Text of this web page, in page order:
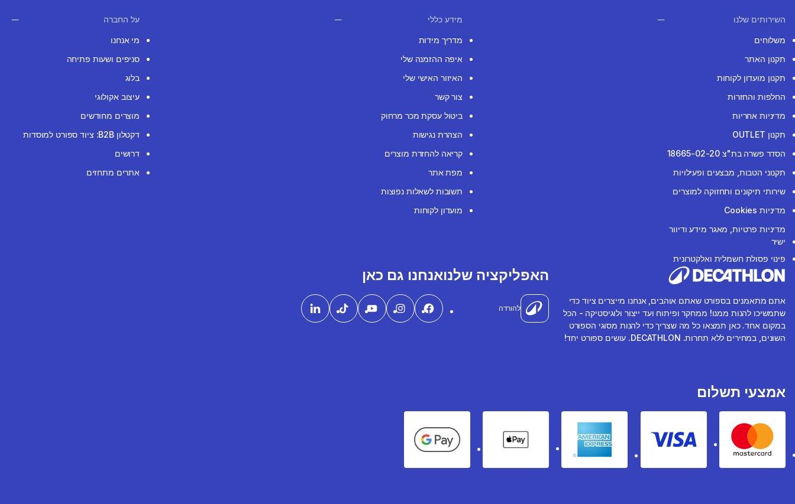
השירותים שלנו
משלוחים
תקנון האתר
תקנון מועדון לקוחות
החלפות והחזרות
מדיניות אחריות
תקנון OUTLET
הסדר פשרה בת"צ 18665-02-20
תקנוני הטבות, מבצעים ופעילויות
שירותי תיקונים ותחזוקה למוצרים
מדיניות Cookies
מדיניות פרטיות, מאגר מידע ודיוור
ישיר
פינוי פסולת חשמלית ואלקטרונית
מידע כללי
מדריך מידות
איפה ההזמנה שלי
האיזור האישי שלי
צור קשר
ביטול עסקת מכר מרחוק
הצהרת נגישות
קריאה להחזרת מוצרים
מפת אתר
תשובות לשאלות נפוצות
מועדון לקוחות
על החברה
מי אנחנו
סניפים ושעות פתיחה
בלוג
עיצוב אקולוגי
מוצרים מחודשים
דקטלון B2B: ציוד ספורט למוסדות
דרושים
אתרים מתחזים
אתם מתאמנים בספורט שאתם אוהבים, אנחנו מייצרים ציוד כדי
שתמשיכו להנות ממנו! ממחקר ופיתוח ועד ייצור ולוגיסטיקה - הכל
במקום אחד. כאן תמצאו כל מה שצריך כדי להנות מסוגי הספורט
השונים, במחירים ללא תחרות. DECATHLON. עושים ספורט יחד!
האפליקציה שלנו
להורדה
אנחנו גם כאן
אמצעי תשלום
Mastercard
Visa
American express
Apple Pay
Google Pay